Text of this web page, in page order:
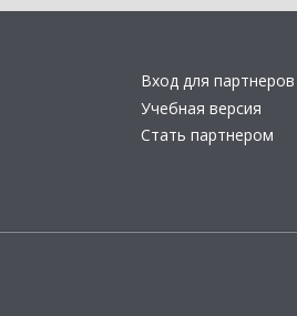
Вход для
Учебная версия
Стать партнером